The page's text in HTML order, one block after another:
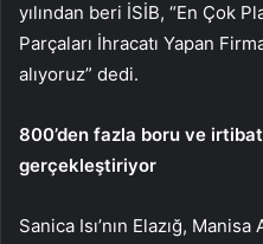
yılından beri İSİB, “En Çok
Parçaları İhracatı Yapan
alıyoruz” dedi.
800’den fazla boru ve
gerçekleştiriyor
Sanica Isı’nın Elazığ,